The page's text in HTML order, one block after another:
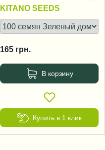
KITANO SEEDS
165 грн.
В корзину
Купить в 1 клик